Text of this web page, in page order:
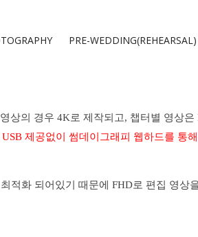
PRE-WEDDING(REHEARSAL)
상의 경우 4K로 제작되고, 챕터별 영상은
제공없이 썸데이그래피 웹하드를 통
최적화 되어있기 때문에 FHD로 편집 영상